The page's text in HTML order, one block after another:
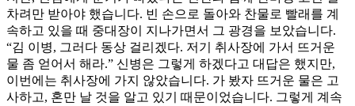
차려만 받아야 했습니다. 빈 손으로 돌아와 찬물로 빨래를 계
속하고 있을 때 중대장이 지나가면서 그 광경을 보았습니다.
“김 이병, 그러다 동상 걸리겠다. 저기 취사장에 가서 뜨거운
물 좀 얻어서 해라.” 신병은 그렇게 하겠다고 대답은 했지만,
이번에는 취사장에 가지 않았습니다. 가 봤자 뜨거운 물은 고
사하고, 혼만 날 것을 알고 있기 때문이었습니다. 그렇게 계속